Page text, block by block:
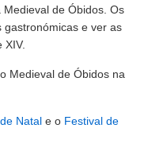
de Óbidos. Os
gastronómicas e ver as
Medieval de Óbidos na
Natal e o Festival de